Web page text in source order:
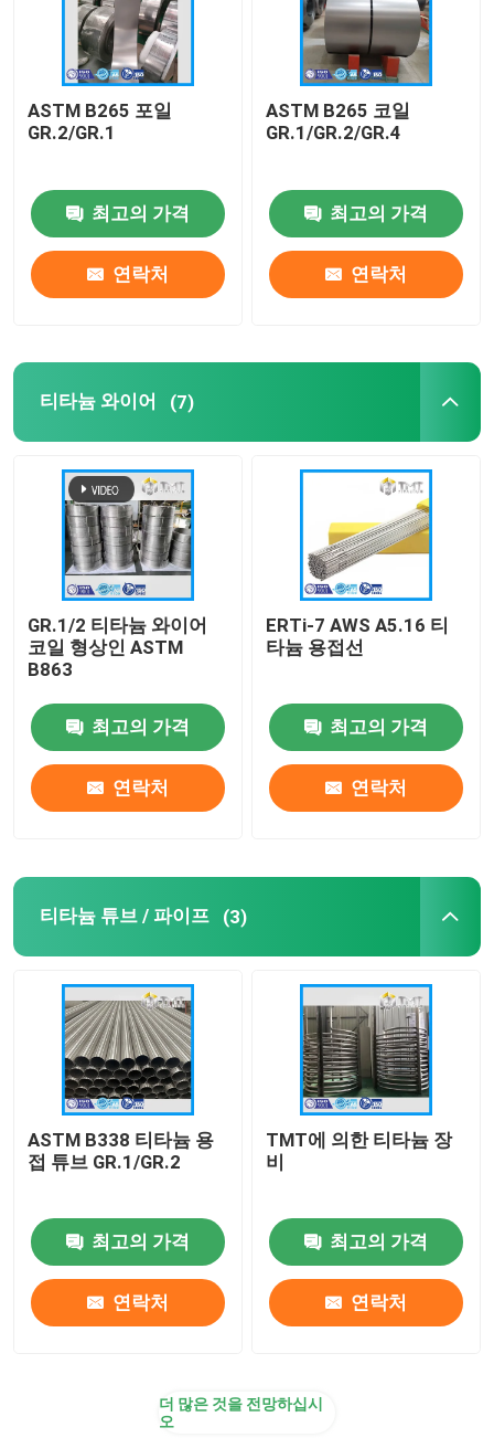
회사 소개
공장 투어
연락처
견적 요청
티타늄 막대
티타늄 시트/플레이트
티타늄 코일/호일
티타늄 와이어
티타늄 단조/플랜지
티타늄 튜브 / 파이프
티타늄 기계 부품
티타늄 잉곳
티타늄 분말
ASTM B265 포일
GR.2/GR.1
최고의 가격
연락처
ASTM B265 코일
GR.1/GR.2/GR.4
최고의 가격
연락처
티타늄 와이어 (7)
GR.1/2 티타늄 와이어
코일 형상인 ASTM
B863
최고의 가격
연락처
ERTi-7 AWS A5.16 티
타늄 용접선
최고의 가격
연락처
티타늄 튜브 / 파이프 (3)
ASTM B338 티타늄 용
접 튜브 GR.1/GR.2
최고의 가격
연락처
TMT에 의한 티타늄 장
비
최고의 가격
연락처
더 많은 것을 전망하십시
오